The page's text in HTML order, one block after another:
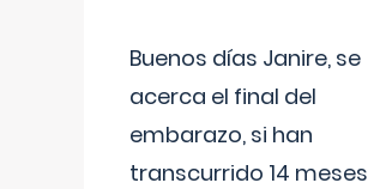
Buenos días Janire, se
acerca el final del
embarazo, si han
transcurrido 14 meses